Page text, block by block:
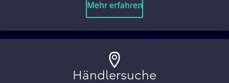
Mehr erfahren
Händlersuche